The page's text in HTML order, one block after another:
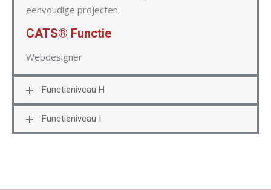
eenvoudige projecten.
CATS® Functie
Webdesigner
Functieniveau H
Functieniveau I